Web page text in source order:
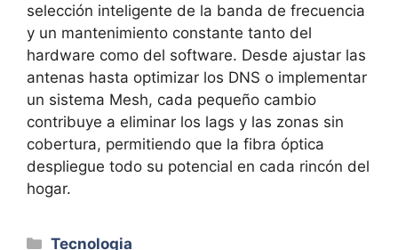
selección inteligente de la banda de frecuencia
y un mantenimiento constante tanto del
hardware como del software. Desde ajustar las
antenas hasta optimizar los DNS o implementar
un sistema Mesh, cada pequeño cambio
contribuye a eliminar los lags y las zonas sin
cobertura, permitiendo que la fibra óptica
despliegue todo su potencial en cada rincón del
hogar.
Categorías
Tecnologia